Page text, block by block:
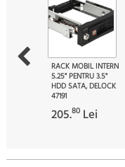
RACK MOBIL INTERN
5.25" PENTRU 3.5"
HDD SATA, DELOCK
47191
205.80 Lei